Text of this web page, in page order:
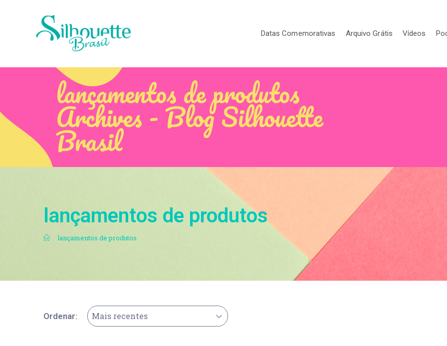
Datas Comemorativas Arquivo Grátis Vídeos
lançamentos de produtos
Archives - Blog Silhouette
Brasil
lançamentos de produtos
. lançamentos de produtos
Ordenar: Mais recentes